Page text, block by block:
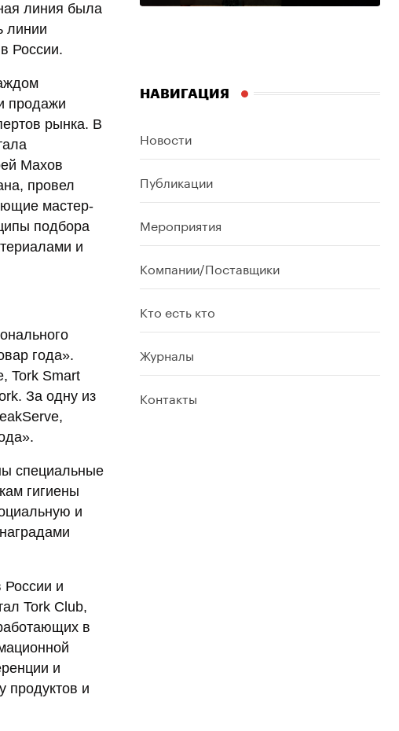
линия была
линии
России.
продажи
рынка. В
Махов
провел
мастер-
подбора
и
года».
Tork Smart
За одну из
специальные
гигиены
и
России и
Tork Club,
в
и
продуктов и
НАВИГАЦИЯ
Новости
Публикации
Мероприятия
Компании/Поставщики
Кто есть кто
Журналы
Контакты